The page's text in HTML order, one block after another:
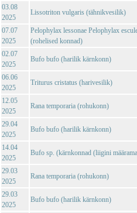
03.08
2025
Lissotriton vulgaris (tähnikvesilik)
07.07
2025
Pelophylax lessonae Pelophylax
(rohelised konnad)
02.07
2025
Bufo bufo (harilik kärnkonn)
06.06
2025
Triturus cristatus (harivesilik)
12.05
2025
Rana temporaria (rohukonn)
29.04
2025
Bufo bufo (harilik kärnkonn)
14.04
2025
Bufo sp. (kärnkonnad (liigini
29.03
2025
Rana temporaria (rohukonn)
29.03
2025
Bufo bufo (harilik kärnkonn)